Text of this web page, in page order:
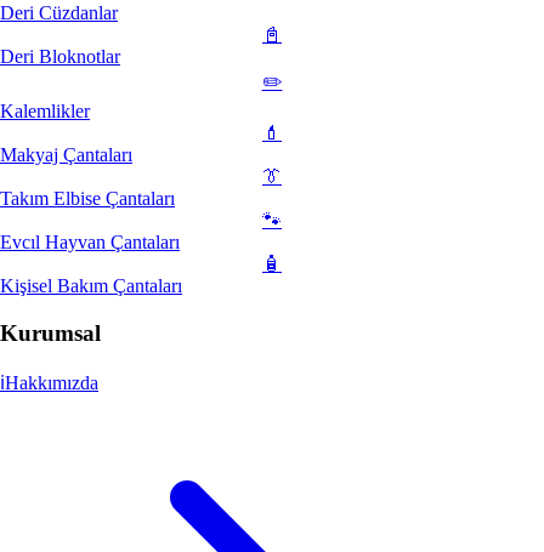
Deri Cüzdanlar
📓
Deri Bloknotlar
✏️
Kalemlikler
💄
Makyaj Çantaları
👔
Takım Elbise Çantaları
🐾
Evcıl Hayvan Çantaları
🧴
Kişisel Bakım Çantaları
Kurumsal
ℹ️Hakkımızda